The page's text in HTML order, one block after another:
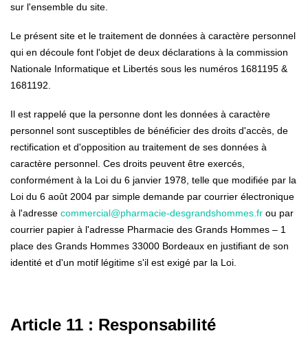
sur l'ensemble du site.
Le présent site et le traitement de données à caractère personnel
qui en découle font l'objet de deux déclarations à la commission
Nationale Informatique et Libertés sous les numéros 1681195 &
1681192.
Il est rappelé que la personne dont les données à caractère
personnel sont susceptibles de bénéficier des droits d'accès, de
rectification et d'opposition au traitement de ses données à
caractère personnel. Ces droits peuvent être exercés,
conformément à la Loi du 6 janvier 1978, telle que modifiée par la
Loi du 6 août 2004 par simple demande par courrier électronique
à l'adresse commercial@pharmacie-desgrandshommes.fr ou par
courrier papier à l'adresse Pharmacie des Grands Hommes – 1
place des Grands Hommes 33000 Bordeaux en justifiant de son
identité et d'un motif légitime s'il est exigé par la Loi.
Article 11 : Responsabilité